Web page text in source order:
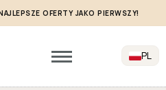
OFERTY JAKO PIERWSZY!
PL